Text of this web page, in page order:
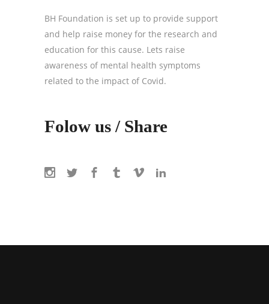
BH Foundation is set up to provide support
and help raise money for the research and
education for this cause. Lets raise
awareness of mental health symptoms
related to the impact of Covid.
Folow us / Share